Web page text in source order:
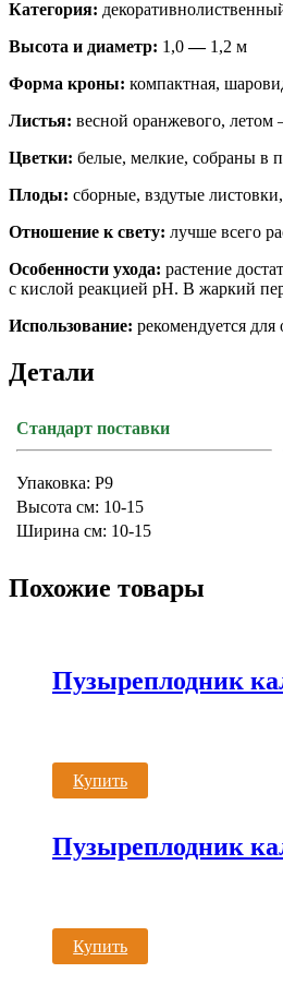
Категория:
Высота и диаметр: 1,0— 1,2 м
Форма кроны: компактная,
Листья: весной оранжевого, летом
Цветки: белые, мелкие, собраны в
Плоды: сборные, вздутые
Отношение к свету: лучше всего
Особенности ухода: растение
с кислой реакцией pH. В жаркий
Использование: рекомендуется
Детали
Стандарт поставки
Упаковка: P9
Высота см: 10-15
Ширина см: 10-15
Похожие товары
Пузыреплодник
Купить
Пузыреплодник
Купить